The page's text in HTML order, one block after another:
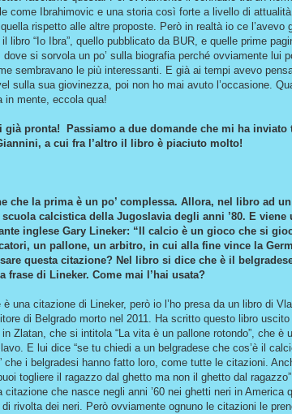
come Ibrahimovic e una storia così forte a livello di
rispetto alle altre proposte. Però in realtà io ce l’avevo
libro “Io Ibra”, quello pubblicato da BUR, e quelle prime
si sorvola un po’ sulla biografia perché ovviamente lui
sembravano le più interessanti. E già ai tempi avevo
sulla sua giovinezza, poi non ho mai avuto l’occasione.
in mente, eccola qua!
già pronta! Passiamo a due domande che mi ha
a cui fra l’altro il libro è piaciuto molto!
che la prima è un po’ complessa. Allora, nel libro ad
calcistica della Jugoslavia degli anni ’80. E viene
inglese Gary Lineker: “Il calcio è un gioco che si
un pallone, un arbitro, in cui alla fine vince la
questa citazione? Nel libro si dice che è il
frase di Lineker. Come mai l’hai usata?
è una citazione di Lineker, però io l’ho presa da un libro di
di Belgrado morto nel 2011. Ha scritto questo libro
Zlatan, che si intitola “La vita è un pallone rotondo”, che è
E lui dice “se tu chiedi a un belgradese che cos’è il
che i belgradesi hanno fatto loro, come tutte le citazioni.
togliere il ragazzo dal ghetto ma non il ghetto dal
citazione che nasce negli anni ’60 nei ghetti neri in America
rivolta dei neri. Però ovviamente ognuno le citazioni le